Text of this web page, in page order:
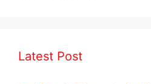
Latest Post